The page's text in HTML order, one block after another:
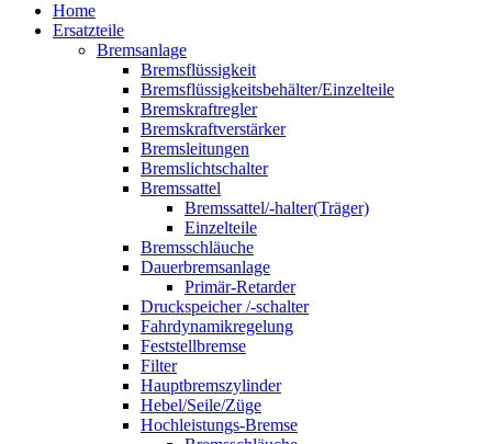
Home
Ersatzteile
Bremsanlage
Bremsflüssigkeit
Bremsflüssigkeitsbehälter/Einzelteile
Bremskraftregler
Bremskraftverstärker
Bremsleitungen
Bremslichtschalter
Bremssattel
Bremssattel/-halter(Träger)
Einzelteile
Bremsschläuche
Dauerbremsanlage
Primär-Retarder
Druckspeicher /-schalter
Fahrdynamikregelung
Feststellbremse
Filter
Hauptbremszylinder
Hebel/Seile/Züge
Hochleistungs-Bremse